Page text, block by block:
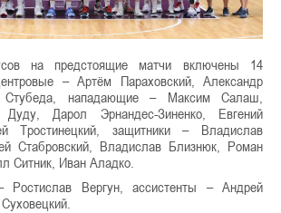
на предстоящие матчи включены 14
– Артём Параховский, Александр
нападающие – Максим Салаш,
Дуду, Дарол Эрнандес-Зиненко, Евгений
Тростинецкий, защитники – Владислав
Стабровский, Владислав Близнюк, Роман
Ситник, Иван Аладко.
Ростислав Вергун, ассистенты – Андрей